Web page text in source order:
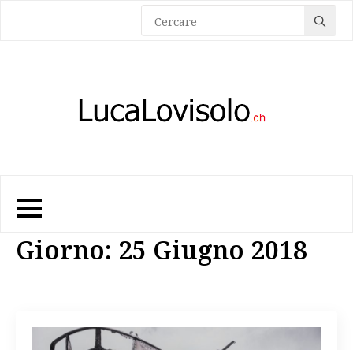
for:
Giorno: 25 Giugno 2018